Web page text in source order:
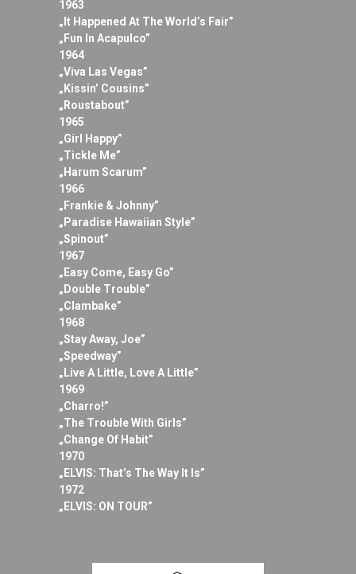
1963
„It Happened At The World’s Fair”
„Fun In Acapulco”
1964
„Viva Las Vegas”
„Kissin’ Cousins”
„Roustabout”
1965
„Girl Happy”
„Tickle Me”
„Harum Scarum”
1966
„Frankie & Johnny”
„Paradise Hawaiian Style”
„Spinout”
1967
„Easy Come, Easy Go”
„Double Trouble”
„Clambake”
1968
„Stay Away, Joe”
„Speedway”
„Live A Little, Love A Little”
1969
„Charro!”
„The Trouble With Girls”
„Change Of Habit”
1970
„ELVIS: That’s The Way It Is”
1972
„ELVIS: ON TOUR”